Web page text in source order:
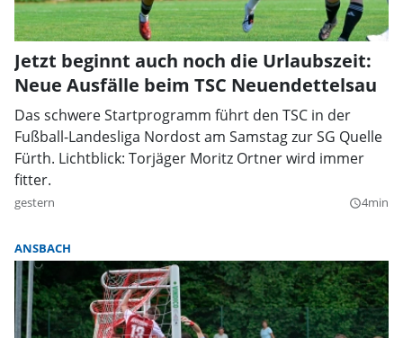
Jetzt beginnt auch noch die Urlaubszeit:
Neue Ausfälle beim TSC Neuendettelsau
Das schwere Startprogramm führt den TSC in der
Fußball-Landesliga Nordost am Samstag zur SG Quelle
Fürth. Lichtblick: Torjäger Moritz Ortner wird immer
fitter.
gestern query_builder4min
ANSBACH